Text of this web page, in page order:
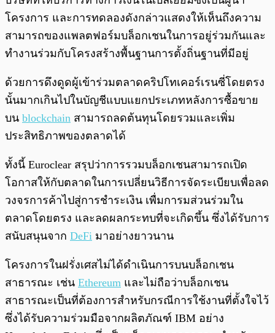
โครงการ และการทดลองดังกล่าวแสดงให้เห็นถึงความ
สามารถของแพลตฟอร์มบล็อกเชนในการอยู่ร่วมกันและ
ทำงานร่วมกับโครงสร้างพื้นฐานการตั้งถิ่นฐานที่มีอยู่
ด้วยการดึงดูดผู้เข้าร่วมตลาดคริปโทเคอร์เรนซี่โดยตรง
นั้นมากเกินไปในบัญชีแบบแยกประเภทหลังการซื้อขาย
บน blockchain สามารถลดต้นทุนโดยรวมและเพิ่ม
ประสิทธิภาพของตลาดได้
ทั้งนี้ Euroclear สรุปว่าการรวมบล็อกเชนสามารถเปิด
โอกาสให้กับตลาดในการเปลี่ยนวิธีการจัดระเบียบเพื่อลด
วงจรการค้าไปสู่การชำระเงิน เพื่มการมส่วนร่วมใน
ตลาดโดยตรง และลดผลกระทบที่จะเกิดขึ้น ซึ่งได้รับการ
สนับสนุนจาก DeFi มาอย่างยาวนาน
โครงการในฝรั่งเศสไม่ได้ดำเนินการบนบล็อกเชน
สาธารณะ เช่น Ethereum และไม่ถือว่าบล็อกเชน
สาธารณะเป็นที่ต้องการสำหรับกรณีการใช้งานที่ตั้งใจไว้
ซึ่งได้รับความร่วมมือจากผลิตภัณฑ์ IBM อย่าง